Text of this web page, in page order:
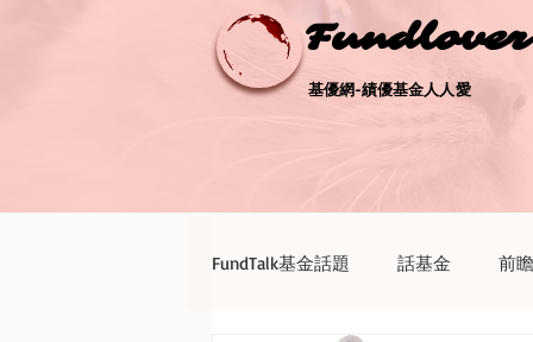
基優網-績優基金人人愛
基優網-績優基金人人愛
FundTalk基金話題 話基金 前